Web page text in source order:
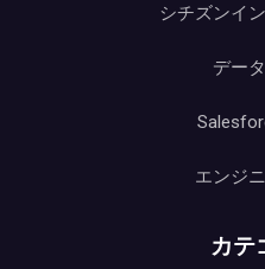
シチズンイ
デー
エンジ
カテ